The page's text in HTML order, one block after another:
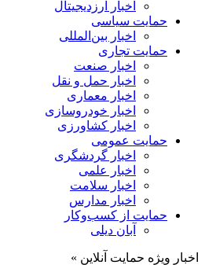
اخبار ارزدیجیتال
حمایت سیاسی
اخبار بین‌المللی
حمایت تجاری
اخبار صنعت
اخبار حمل و نقل
اخبار معماری
اخبار خودروسازی
اخبار کشاورزی
حمایت عمومی
اخبار گردشگری
اخبار علمی
اخبار سلامت
اخبار مدارس
حمایت از کسب‌وکار
آبان دیلی
اخبار ویژه حمایت آنلاین »